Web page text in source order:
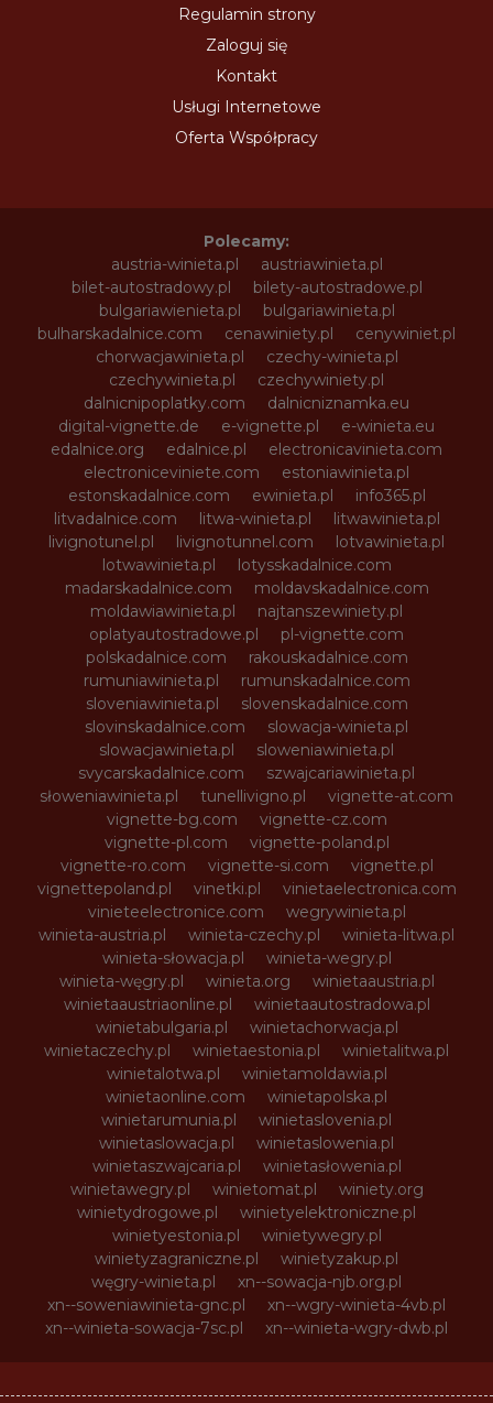
Regulamin strony
Zaloguj się
Kontakt
Usługi Internetowe
Oferta Współpracy
Polecamy:
austria-winieta.pl
austriawinieta.pl
bilet-autostradowy.pl
bilety-autostradowe.pl
bulgariawienieta.pl
bulgariawinieta.pl
bulharskadalnice.com
cenawiniety.pl
cenywiniet.pl
chorwacjawinieta.pl
czechy-winieta.pl
czechywinieta.pl
czechywiniety.pl
dalnicnipoplatky.com
dalnicniznamka.eu
digital-vignette.de
e-vignette.pl
e-winieta.eu
edalnice.org
edalnice.pl
electronicavinieta.com
electroniceviniete.com
estoniawinieta.pl
estonskadalnice.com
ewinieta.pl
info365.pl
litvadalnice.com
litwa-winieta.pl
litwawinieta.pl
livignotunel.pl
livignotunnel.com
lotvawinieta.pl
lotwawinieta.pl
lotysskadalnice.com
madarskadalnice.com
moldavskadalnice.com
moldawiawinieta.pl
najtanszewiniety.pl
oplatyautostradowe.pl
pl-vignette.com
polskadalnice.com
rakouskadalnice.com
rumuniawinieta.pl
rumunskadalnice.com
sloveniawinieta.pl
slovenskadalnice.com
slovinskadalnice.com
slowacja-winieta.pl
slowacjawinieta.pl
sloweniawinieta.pl
svycarskadalnice.com
szwajcariawinieta.pl
słoweniawinieta.pl
tunellivigno.pl
vignette-at.com
vignette-bg.com
vignette-cz.com
vignette-pl.com
vignette-poland.pl
vignette-ro.com
vignette-si.com
vignette.pl
vignettepoland.pl
vinetki.pl
vinietaelectronica.com
vinieteelectronice.com
wegrywinieta.pl
winieta-austria.pl
winieta-czechy.pl
winieta-litwa.pl
winieta-słowacja.pl
winieta-wegry.pl
winieta-węgry.pl
winieta.org
winietaaustria.pl
winietaaustriaonline.pl
winietaautostradowa.pl
winietabulgaria.pl
winietachorwacja.pl
winietaczechy.pl
winietaestonia.pl
winietalitwa.pl
winietalotwa.pl
winietamoldawia.pl
winietaonline.com
winietapolska.pl
winietarumunia.pl
winietaslovenia.pl
winietaslowacja.pl
winietaslowenia.pl
winietaszwajcaria.pl
winietasłowenia.pl
winietawegry.pl
winietomat.pl
winiety.org
winietydrogowe.pl
winietyelektroniczne.pl
winietyestonia.pl
winietywegry.pl
winietyzagraniczne.pl
winietyzakup.pl
węgry-winieta.pl
xn--sowacja-njb.org.pl
xn--soweniawinieta-gnc.pl
xn--wgry-winieta-4vb.pl
xn--winieta-sowacja-7sc.pl
xn--winieta-wgry-dwb.pl